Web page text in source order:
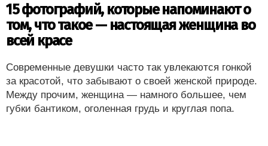
15 фотографий, которые напоминают о
том, что такое — настоящая женщина во
всей красе
Современные девушки часто так увлекаются гонкой
за красотой, что забывают о своей женской природе.
Между прочим, женщина — намного большее, чем
губки бантиком, оголенная грудь и круглая попа.